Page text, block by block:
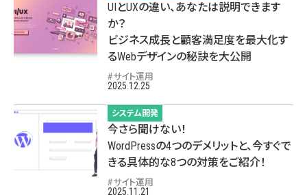
UIとUXの違い、あなたは説明できます
か？
ビジネス成長と顧客満足度を最大化す
るWebデザインの秘訣を大公開
サイト運用
2025.12.25
システム開発
今さら聞けない！
WordPressの4つのデメリットと、今すぐで
きる具体的な8つの対策をご紹介！
サイト運用
2025.11.21